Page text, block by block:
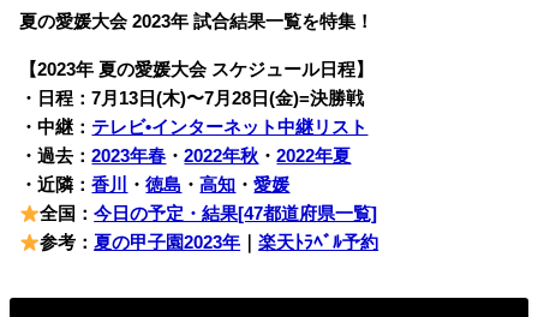
夏の愛媛大会 2023年 試合結果一覧を特集！
【2023年 夏の愛媛大会 スケジュール日程】
・日程：7月13日(木)〜7月28日(金)=決勝戦
・中継： テレビ•インターネット中継リスト
・過去：2023年春 ・2022年秋 ・2022年夏
・近隣：香川 ・徳島 ・高知 ・愛媛
全国：今日の予定・結果[47都道府県一覧]
参考：夏の甲子園2023年 ｜楽天ﾄﾗﾍﾞﾙ予約